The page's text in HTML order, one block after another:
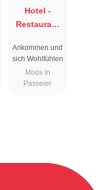
Hotel -
Restaurant
Ankommen und
sich Wohlfühlen
Moos in
Passeier